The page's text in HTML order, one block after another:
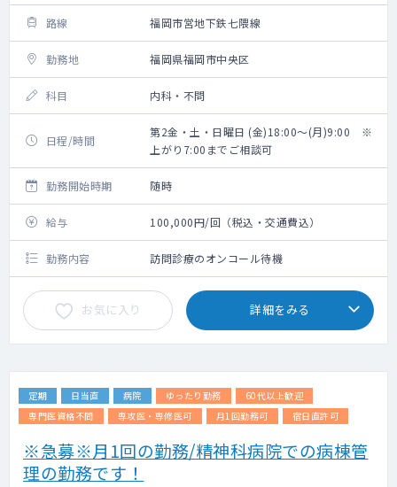
路線 福岡市営地下鉄七隈線
勤務地 福岡県福岡市中央区
科目 内科・不問
日程/時間
第2金・土・日曜日 (金)18:00～(月)9:00 ※
上がり7:00までご相談可
勤務開始時期 随時
給与 100,000円/回（税込・交通費込）
勤務内容 訪問診療のオンコール待機
お気に入り 詳細をみる
定期 日当直 病院 ゆったり勤務
60代以上歓迎
専門医資格不問
専攻医・専修医可 月1回勤務可 宿日直許可
※急募※月1回の勤務/精神科病院での病棟管
理の勤務です！